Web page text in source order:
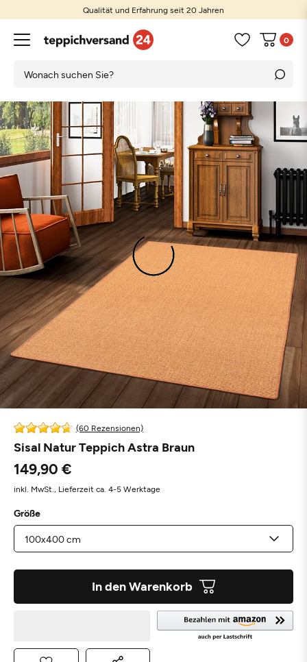
Qualität und Erfahrung seit 20 Jahren
0
(60 Rezensionen)
Sisal Natur Teppich Astra Braun
149,90 €
inkl. MwSt., Lieferzeit ca. 4-5 Werktage
Größe
In den Warenkorb